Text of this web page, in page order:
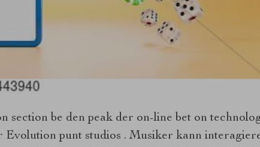
section be den peak der on-line bet on
Evolution punt studios . Musiker kann